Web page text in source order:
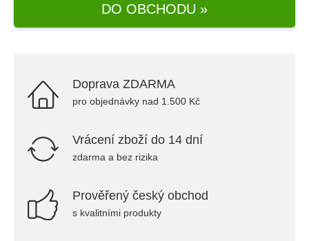
DO OBCHODU »
Doprava ZDARMA
pro objednávky nad 1.500 Kč
Vrácení zboží do 14 dní
zdarma a bez rizika
Prověřený český obchod
s kvalitními produkty